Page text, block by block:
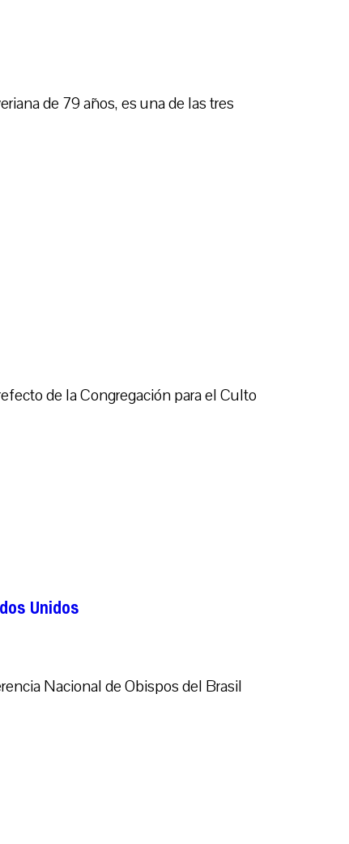
de 79 años, es una de las tres
de la Congregación para el Culto
Unidos
Nacional de Obispos del Brasil